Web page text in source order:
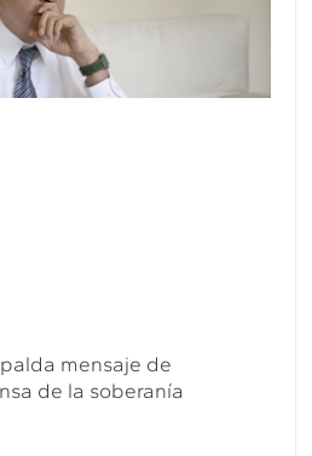
mensaje de
de la soberanía